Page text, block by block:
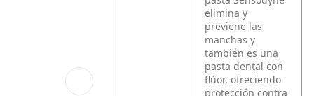
elimina y
previene las
manchas y
también es una
pasta dental con
flúor, ofreciendo
protección contra